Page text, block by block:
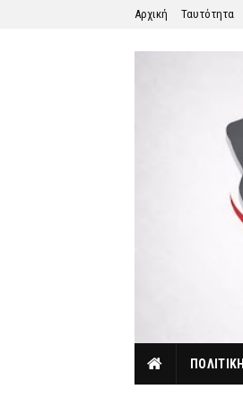
Αρχική Ταυτότητα
ΠΟΛΙΤΙΚΗ